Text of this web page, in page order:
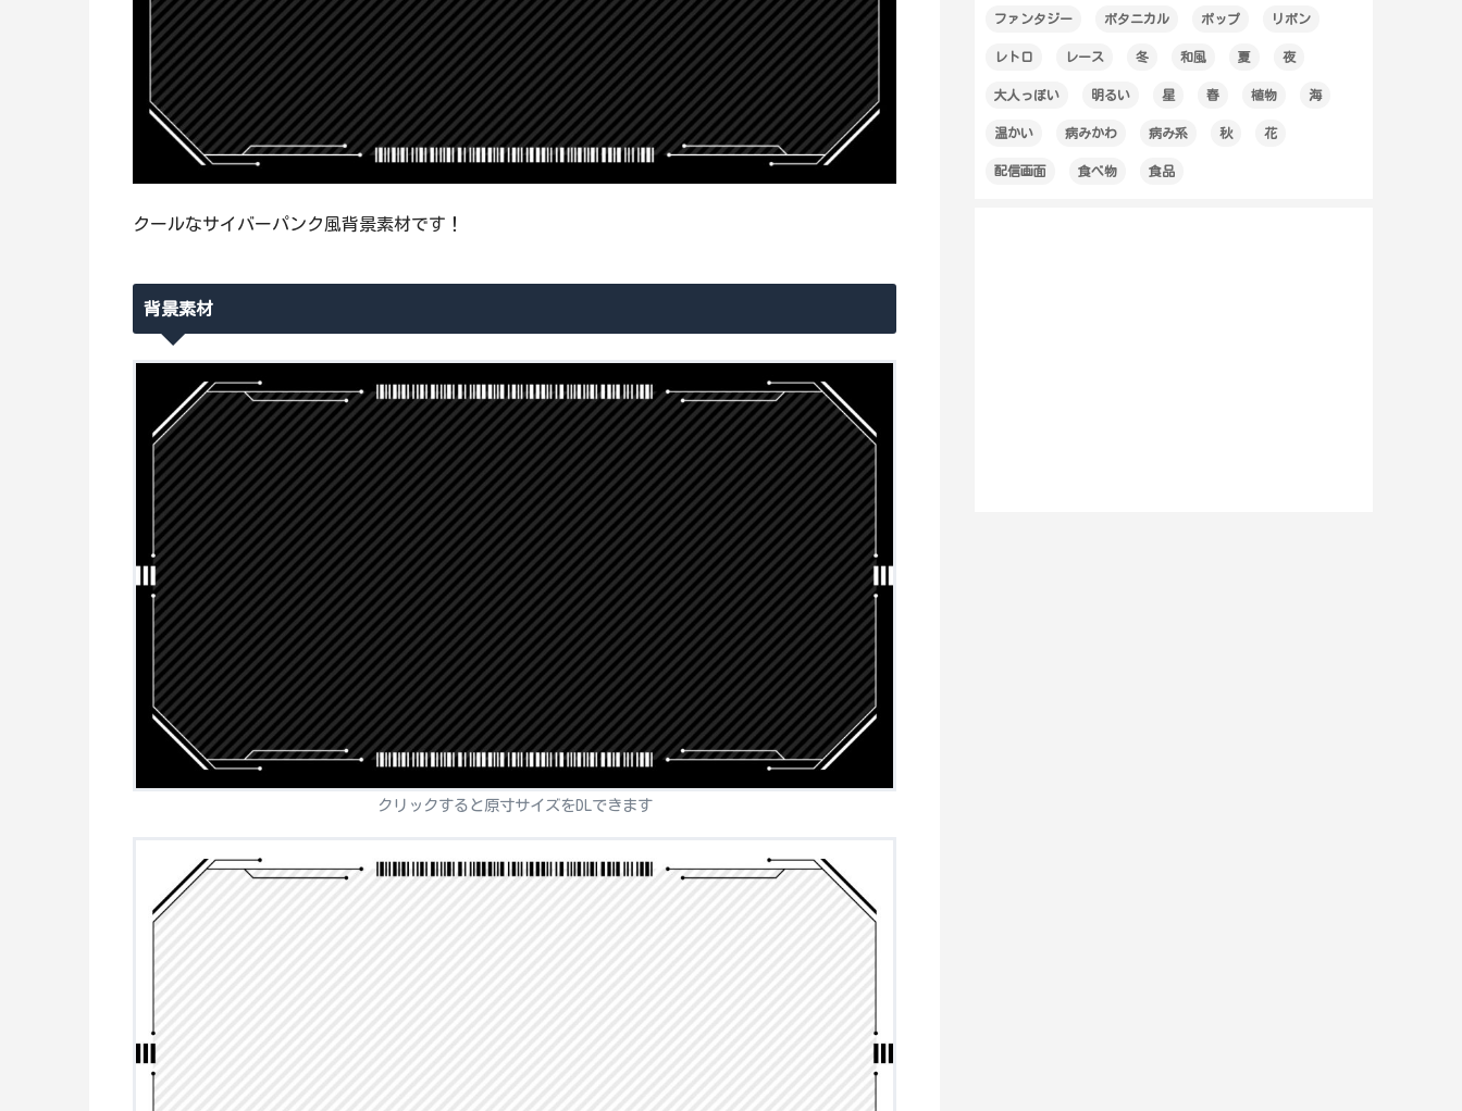
クールなサイバーパンク風背景素材です！
背景素材
クリックすると原寸サイズをDLできます
ファンタジー ボタニカル ポップ リボン
レトロ レース 冬 和風 夏 夜
大人っぽい 明るい 星 春 植物 海
温かい 病みかわ 病み系 秋 花
配信画面 食べ物 食品